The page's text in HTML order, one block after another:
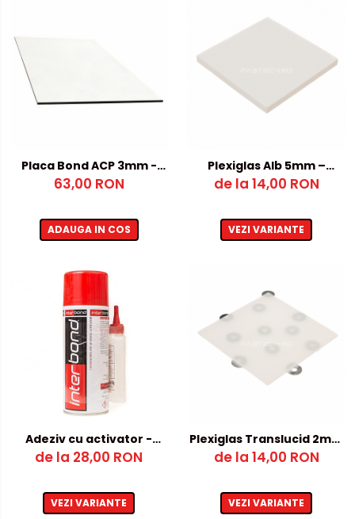
Placa Bond ACP 3mm -
Argintiu / Alb
63,00 RON
ADAUGA IN COS
Plexiglas Alb 5mm –
500x1000mm
de la 14,00 RON
VEZI VARIANTE
Adeziv cu activator -
cianoacrilat
de la 28,00 RON
VEZI VARIANTE
Plexiglas Translucid 2mm
– 250x250mm
de la 14,00 RON
VEZI VARIANTE